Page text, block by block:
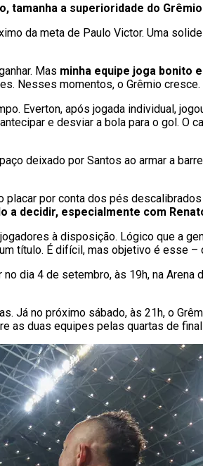
tamanha a superioridade do Grêmio
da meta de Paulo Victor. Uma
Mas minha equipe joga bonito
Nesses momentos, o Grêmio cresce.
Everton, após jogada individual,
e desviar a bola para o gol.
deixado por Santos ao armar a
por conta dos pés
a decidir, especialmente com
à disposição. Lógico que a
título. É difícil, mas objetivo é esse –
dia 4 de setembro, às 19h, na
Já no próximo sábado, às 21h, o
as duas equipes pelas quartas de